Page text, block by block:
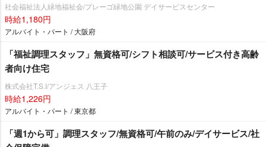
社会福祉法人緑地福祉会/プレーゴ緑地公園 デイサービスセンター
時給1,180円
アルバイト・パート / 大阪府
「福祉調理スタッフ」無資格可/シフト相談可/サービス付き高齢
者向け住宅
株式会社T.S.I/アンジェス 八王子
時給1,226円
アルバイト・パート / 東京都
「週1から可」調理スタッフ/無資格可/午前のみ/デイサービス/社